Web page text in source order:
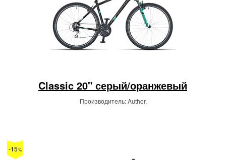
Classic 20" серый/оранжевый
Производитель: Author.
-15%